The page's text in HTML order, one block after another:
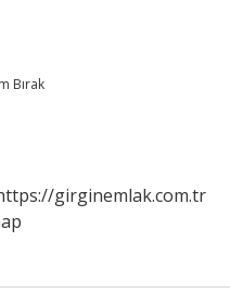
Bırak
girginemlak.com.tr